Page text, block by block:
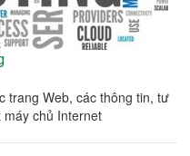
trang Web, các thông tin, tư
chủ Internet